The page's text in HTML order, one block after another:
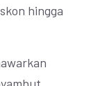
hingga